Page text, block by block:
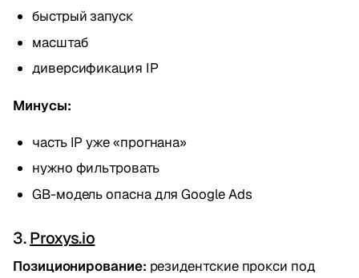
быстрый запуск
масштаб
диверсификация IP
Минусы:
часть IP уже «прогнана»
нужно фильтровать
GB-модель опасна для Google Ads
3.Proxys.io
Позиционирование: резидентские прокси под